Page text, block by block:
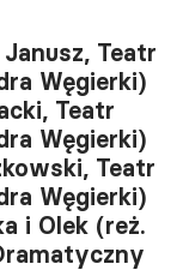
Teatr
Węgierki)
Teatr
Węgierki)
Teatr
Węgierki)
i Olek (reż.